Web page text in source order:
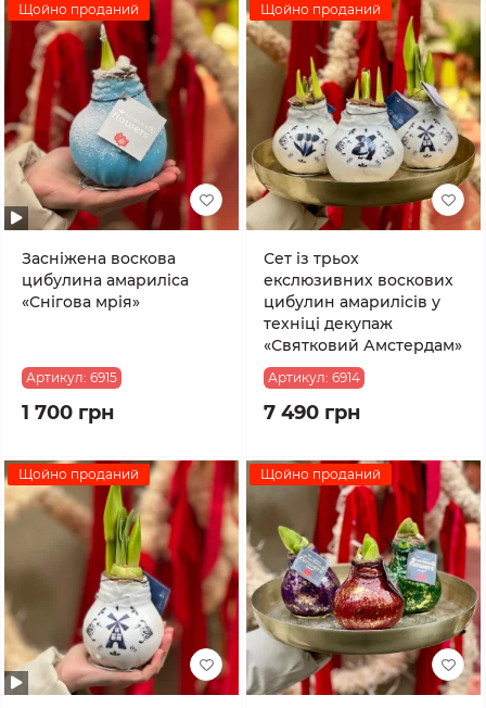
Щойно проданий
Засніжена воскова
цибулина амариліса
«Снігова мрія»
Артикул: 6915
1 700 грн
Щойно проданий
Сет із трьох
екслюзивних воскових
цибулин амарилісів у
техніці декупаж
«Святковий Амстердам»
Артикул: 6914
7 490 грн
Щойно проданий Щойно проданий